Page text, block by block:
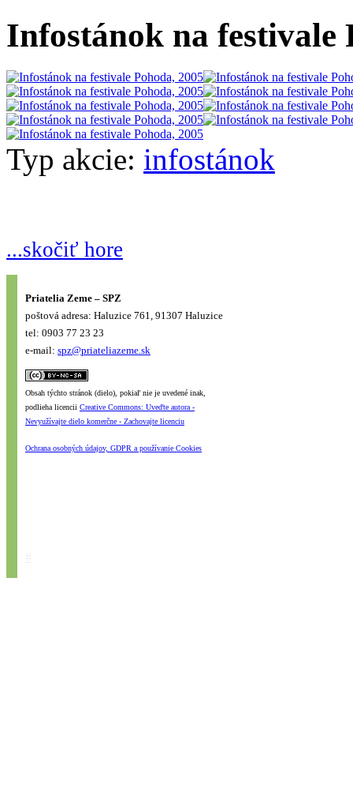
Infostánok na festivale
Typ akcie: infostánok
...skočiť hore
Priatelia Zeme – SPZ
poštová adresa: Haluzice 761, 91307 Haluzice
tel: 0903 77 23 23
e-mail: spz@priateliazeme.sk
Obsah týchto stránok (dielo), pokiaľ nie je uvedené inak,
podlieha licencii Creative Commons: Uveďte autora -
Nevyužívajte dielo komerčne - Zachovajte licenciu
Ochrana osobných údajov, GDPR a používanie Cookies